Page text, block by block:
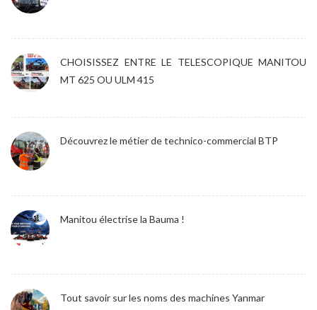
CHOISISSEZ ENTRE LE TELESCOPIQUE MANITOU
MT 625 OU ULM 415
Découvrez le métier de technico-commercial BTP
Manitou électrise la Bauma !
Tout savoir sur les noms des machines Yanmar